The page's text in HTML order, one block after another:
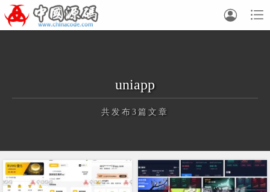


uniapp
共发布3篇文章
正在为您加载新内容